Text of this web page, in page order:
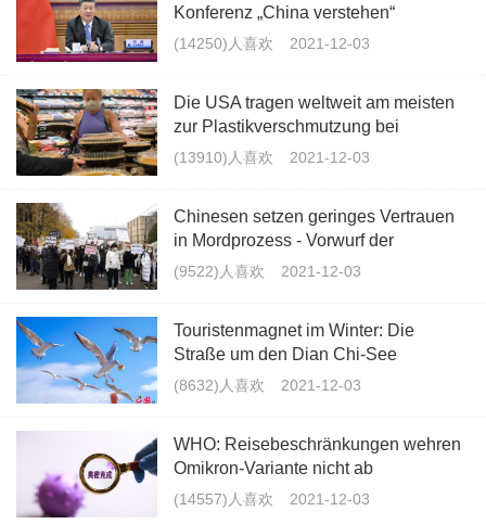
Konferenz „China verstehen“
(14250)人喜欢 2021-12-03
Die USA tragen weltweit am meisten
zur Plastikverschmutzung bei
(13910)人喜欢 2021-12-03
Chinesen setzen geringes Vertrauen
in Mordprozess - Vorwurf der
Untätigkeit gegen Universität Chicag
(9522)人喜欢 2021-12-03
Touristenmagnet im Winter: Die
Straße um den Dian Chi-See
(8632)人喜欢 2021-12-03
WHO: Reisebeschränkungen wehren
Omikron-Variante nicht ab
(14557)人喜欢 2021-12-03